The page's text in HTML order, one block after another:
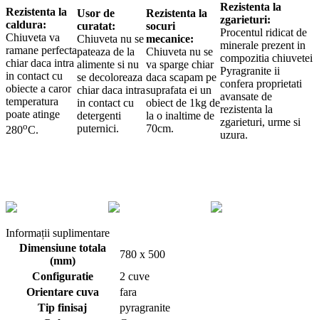
Rezistenta la
caldura:
Chiuveta va
ramane perfecta
chiar daca intra
in contact cu
obiecte a caror
temperatura
poate atinge
280oC.
Usor de
curatat:
Chiuveta nu se
pateaza de la
alimente si nu
se decoloreaza
chiar daca intra
in contact cu
detergenti
puternici.
Rezistenta la
socuri
mecanice:
Chiuveta nu se
va sparge chiar
daca scapam pe
suprafata ei un
obiect de 1kg de
la o inaltime de
70cm.
Rezistenta la
zgarieturi:
Procentul ridicat de
minerale prezent in
compozitia chiuvetei
Pyragranite ii
confera proprietati
avansate de
rezistenta la
zgarieturi, urme si
uzura.
Informații suplimentare
Dimensiune totala
(mm)
780 x 500
Configuratie
2 cuve
Orientare cuva
fara
Tip finisaj
pyragranite